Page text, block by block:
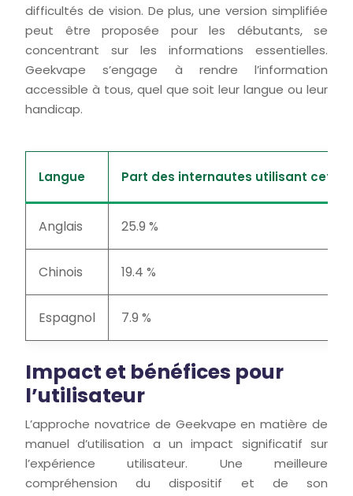
difficultés de vision. De plus, une version simplifiée
peut être proposée pour les débutants, se
concentrant sur les informations essentielles.
Geekvape s’engage à rendre l’information
accessible à tous, quel que soit leur langue ou leur
handicap.
Langue Part des internautes utilisant cette
Anglais 25.9 %
Chinois 19.4 %
Espagnol 7.9 %
Impact et bénéfices pour
l’utilisateur
L’approche novatrice de Geekvape en matière de
manuel d’utilisation a un impact significatif sur
l’expérience utilisateur. Une meilleure
compréhension du dispositif et de son